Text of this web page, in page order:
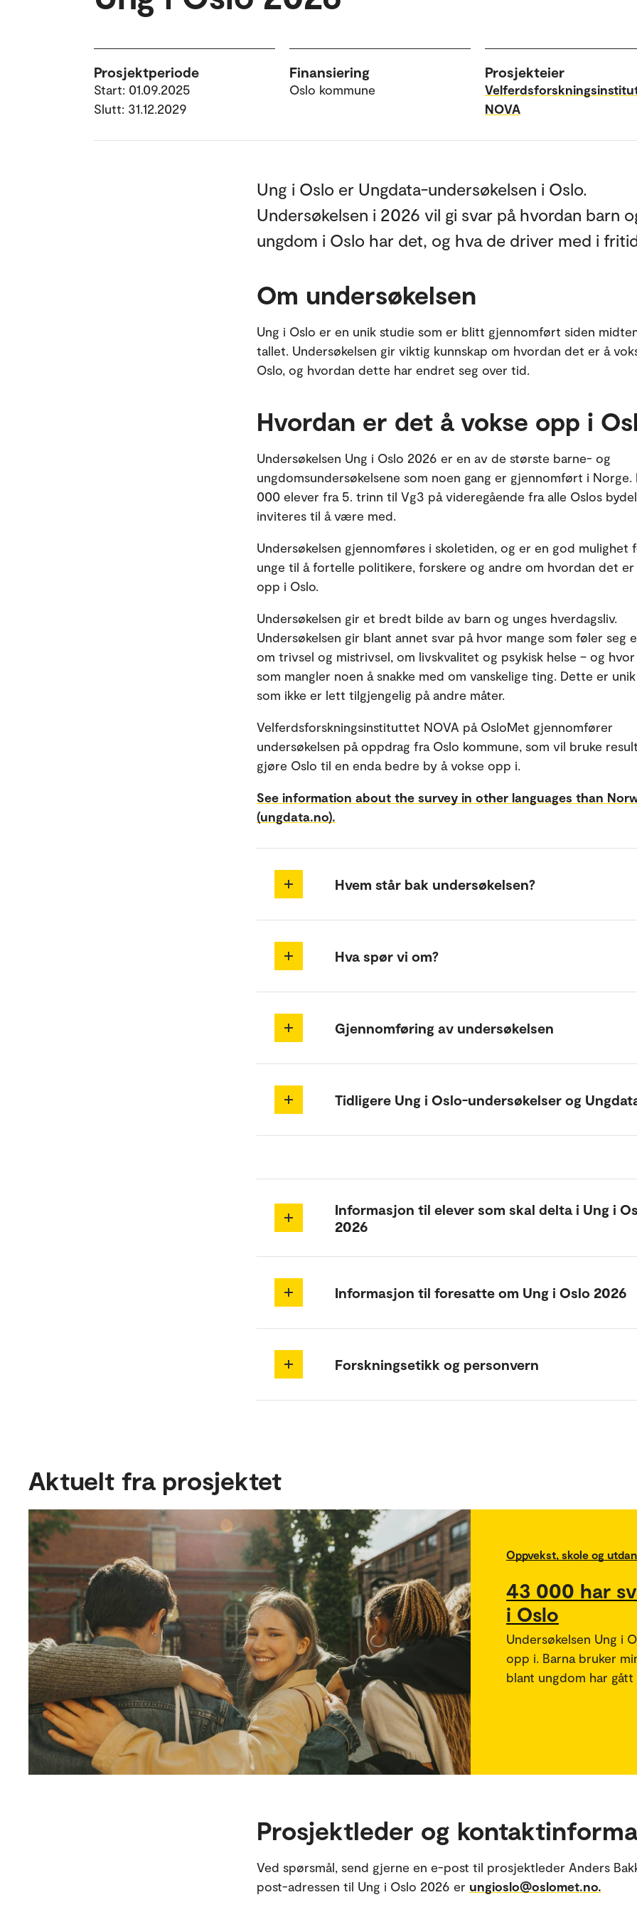
Prosjektperiode
Start: 01.09.2025
Slutt: 31.12.2029
Finansiering
Oslo kommune
Prosjekteier
NOVA
Ung i Oslo er Ungdata-undersøkelsen i Oslo.
Undersøkelsen i 2026 vil gi svar på hvordan barn
ungdom i Oslo har det, og hva de driver med i
Om undersøkelsen
Ung i Oslo er en unik studie som er blitt gjennomført siden
tallet. Undersøkelsen gir viktig kunnskap om hvordan det er å
Oslo, og hvordan dette har endret seg over tid.
Hvordan er det å vokse opp i
Undersøkelsen Ung i Oslo 2026 er en av de største barne- og
ungdomsundersøkelsene som noen gang er gjennomført i Norge.
000 elever fra 5. trinn til Vg3 på videregående fra alle Oslos
inviteres til å være med.
Undersøkelsen gjennomføres i skoletiden, og er en god mulighet
unge til å fortelle politikere, forskere og andre om hvordan det er
opp i Oslo.
Undersøkelsen gir et bredt bilde av barn og unges hverdagsliv.
Undersøkelsen gir blant annet svar på hvor mange som føler seg
om trivsel og mistrivsel, om livskvalitet og psykisk helse – og hvor
som mangler noen å snakke med om vanskelige ting. Dette er
som ikke er lett tilgjengelig på andre måter.
Velferdsforskningsinstituttet NOVA på OsloMet gjennomfører
undersøkelsen på oppdrag fra Oslo kommune, som vil bruke
gjøre Oslo til en enda bedre by å vokse opp i.
See information about the survey in other languages than
(ungdata.no).
Hvem står bak undersøkelsen?
Hva spør vi om?
Gjennomføring av undersøkelsen
Tidligere Ung i Oslo-undersøkelser og
Informasjon til elever som skal delta i Ung i
2026
Informasjon til foresatte om Ung i Oslo 2026
Forskningsetikk og personvern
Aktuelt fra prosjektet
Oppvekst, skole og
43 000 har
i Oslo
Undersøkelsen Ung i
opp i. Barna bruker
blant ungdom har gått
Prosjektleder og
Ved spørsmål, send gjerne en e-post til prosjektleder Anders
post-adressen til Ung i Oslo 2026 er ungioslo@oslomet.no.